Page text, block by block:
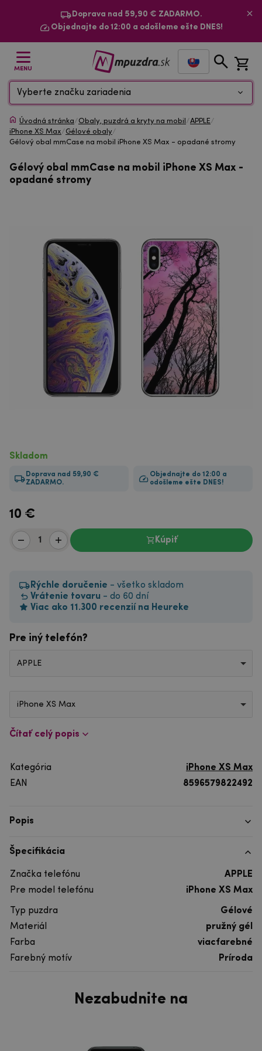
Doprava nad 59,90 € ZADARMO.
Objednajte do 12:00 a odošleme ešte DNES!
MENU
Vyberte značku zariadenia
Úvodná stránka/Obaly, puzdrá a kryty na mobil /APPLE/
iPhone XS Max/Gélové obaly/
Gélový obal mmCase na mobil iPhone XS Max - opadané stromy
Gélový obal mmCase na mobil iPhone XS Max -
opadané stromy
Skladom
Doprava nad 59,90 €
ZADARMO.
Objednajte do 12:00 a
odošleme ešte DNES!
10 €
Kúpiť
Rýchle doručenie - všetko skladom
Vrátenie tovaru - do 60 dní
Viac ako 11.300 recenzií na Heureke
Pre iný telefón?
APPLE
iPhone XS Max
Čítať celý popis
Kategória
iPhone XS Max
EAN
8596579822492
Popis
Špecifikácia
Značka telefónu
APPLE
Pre model telefónu
iPhone XS Max
Typ puzdra
Gélové
Materiál
pružný gél
Farba
viacfarebné
Farebný motív
Príroda
Nezabudnite na